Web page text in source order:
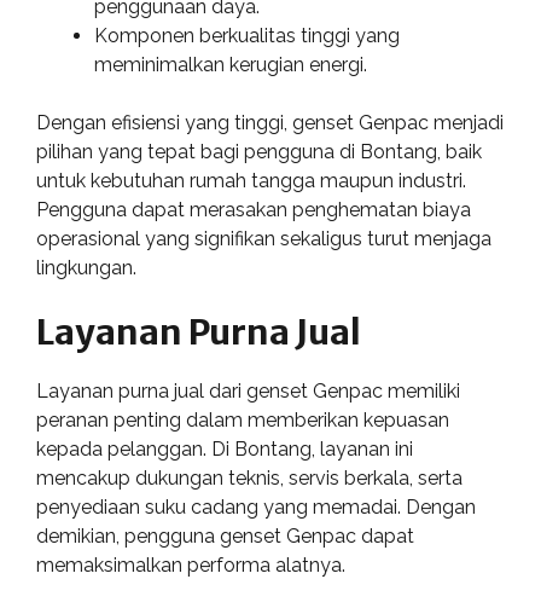
penggunaan daya.
Komponen berkualitas tinggi yang
meminimalkan kerugian energi.
Dengan efisiensi yang tinggi, genset Genpac menjadi
pilihan yang tepat bagi pengguna di Bontang, baik
untuk kebutuhan rumah tangga maupun industri.
Pengguna dapat merasakan penghematan biaya
operasional yang signifikan sekaligus turut menjaga
lingkungan.
Layanan Purna Jual
Layanan purna jual dari genset Genpac memiliki
peranan penting dalam memberikan kepuasan
kepada pelanggan. Di Bontang, layanan ini
mencakup dukungan teknis, servis berkala, serta
penyediaan suku cadang yang memadai. Dengan
demikian, pengguna genset Genpac dapat
memaksimalkan performa alatnya.